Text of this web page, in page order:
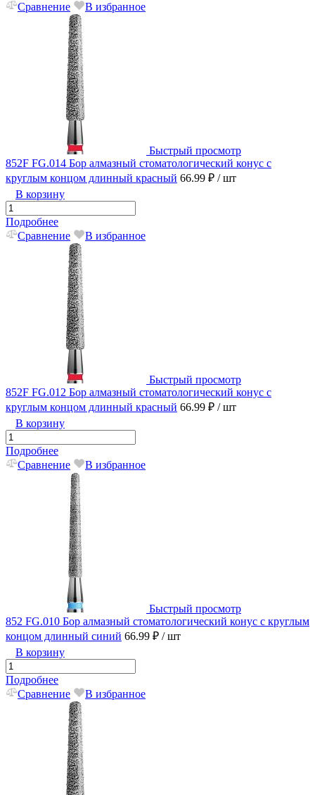
Сравнение
В избранное
Быстрый просмотр
852F FG.014 Бор алмазный стоматологический конус с
круглым концом длинный красный 66.99 ₽ / шт
В корзину
Подробнее
Сравнение
В избранное
Быстрый просмотр
852F FG.012 Бор алмазный стоматологический конус с
круглым концом длинный красный 66.99 ₽ / шт
В корзину
Подробнее
Сравнение
В избранное
Быстрый просмотр
852 FG.010 Бор алмазный стоматологический конус с круглым
концом длинный синий 66.99 ₽ / шт
В корзину
Подробнее
Сравнение
В избранное